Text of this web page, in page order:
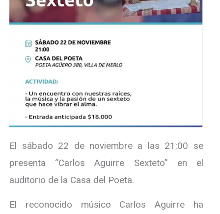
El sábado 22 de noviembre a las 21:00 se
presenta “Carlos Aguirre Sexteto” en el
auditorio de la Casa del Poeta.
El reconocido músico Carlos Aguirre ha